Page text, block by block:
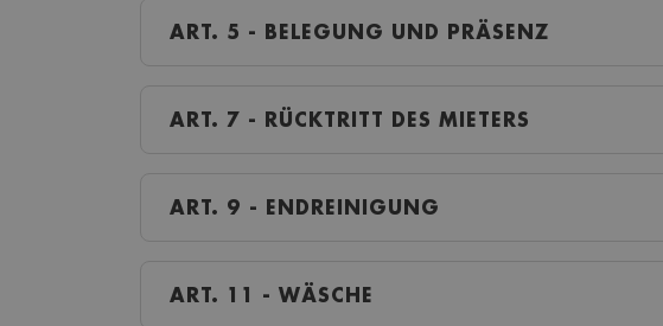
ART. 5 - BELEGUNG UND PRÄSENZ
ART. 7 - RÜCKTRITT DES MIETERS
ART. 9 - ENDREINIGUNG
ART. 11 - WÄSCHE